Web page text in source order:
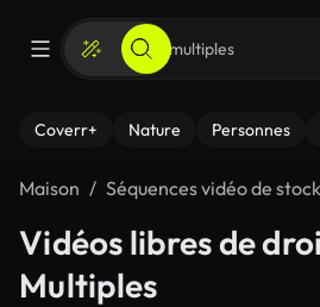
Coverr+ Nature Personnes
Maison Séquences vidéo de stock
Vidéos libres de
Multiples